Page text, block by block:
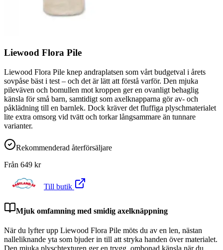
Liewood Flora Pile
Liewood Flora Pile knep andraplatsen som vårt budgetval i årets
sovpåse bäst i test – och det är lätt att förstå varför. Den mjuka
pileväven och bomullen mot kroppen ger en ovanligt behaglig
känsla för små barn, samtidigt som axelknapparna gör av- och
påklädning till en barnlek. Dock kräver det fluffiga plyschmaterialet
lite extra omsorg vid tvätt och torkar långsammare än tunnare
varianter.
Rekommenderad återförsäljare
Från 649 kr
Till butik
Mjuk omfamning med smidig axelknäppning
När du lyfter upp Liewood Flora Pile möts du av en len, nästan
nalleliknande yta som bjuder in till att stryka handen över materialet.